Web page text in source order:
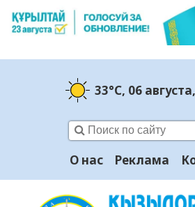
33°C, 06 августа
О нас Реклама